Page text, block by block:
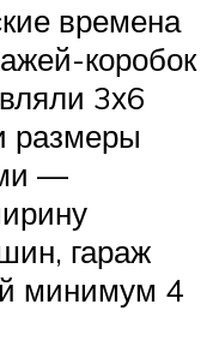
времена
коробок
3х6
размеры
—
гараж
минимум 4